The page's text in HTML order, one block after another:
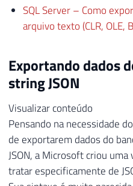
SQL Server – Como
arquivo texto (CLR, OLE,
Exportando dados
string JSON
Visualizar conteúdo
Pensando na necessidade
de exportarem dados do
JSON, a Microsoft criou uma
tratar especificamente de